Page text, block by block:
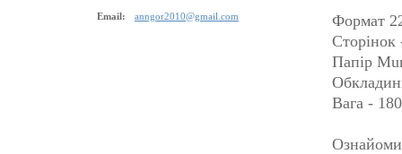
Email: anngor2010@gmail.com
Формат
Сторінок
Папір
Вага -